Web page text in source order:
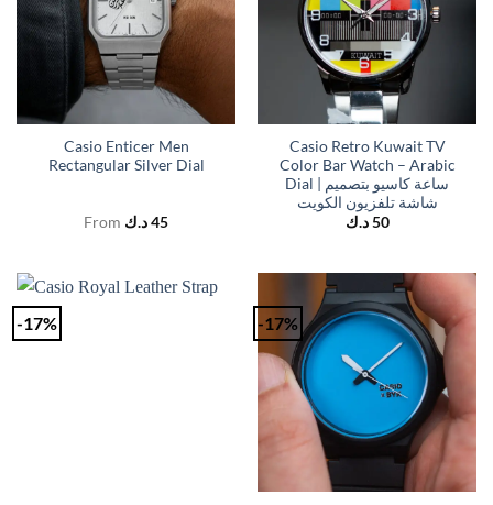
Casio Enticer Men
Rectangular Silver Dial
From 45د.ك
Casio Retro Kuwait TV
Color Bar Watch – Arabic
Dial | ساعة كاسيو بتصميم
شاشة تلفزيون الكويت
50 د.ك
-17% -17%